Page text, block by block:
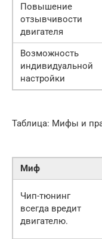
Повышение
отзывчивости
двигателя
Возможность
индивидуальной
настройки
Таблица: Мифы и
Миф
Чип-тюнинг
всегда вредит
двигателю.